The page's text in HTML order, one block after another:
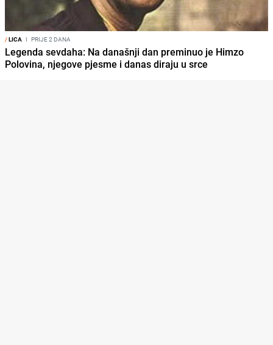
/LICA I PRIJE 2 DANA
Legenda sevdaha: Na današnji dan preminuo je Himzo
Polovina, njegove pjesme i danas diraju u srce